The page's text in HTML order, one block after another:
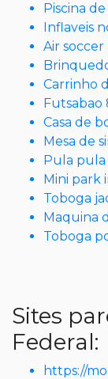
Piscina
Inflaveis
Air
Carrinho
Futsabao
Casa de
Mesa de
Pula pula
Mini park
Toboga
Maquina
Toboga
Sites
Federal:
https://